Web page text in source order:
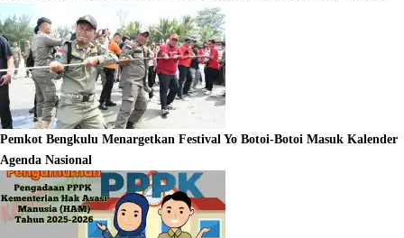
Pemkot Bengkulu Menargetkan Festival Yo Botoi-Botoi Masuk Kalender
Agenda Nasional